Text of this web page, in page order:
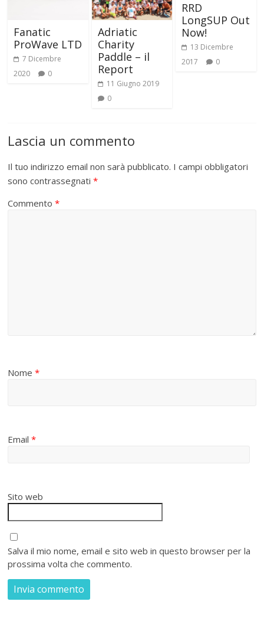
Fanatic
ProWave LTD
7 Dicembre
2020
0
Adriatic
Charity
Paddle – il
Report
11 Giugno 2019
0
RRD
LongSUP Out
Now!
13 Dicembre
2017
0
Lascia un commento
Il tuo indirizzo email non sarà pubblicato. I campi obbligatori
sono contrassegnati*
Commento*
Nome*
Email*
Sito web
Salva il mio nome, email e sito web in questo browser per la
prossima volta che commento.